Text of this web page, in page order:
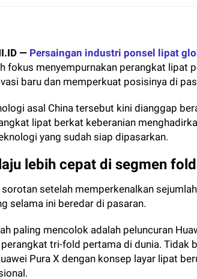
— Persaingan industri ponsel lipat
fokus menyempurnakan perangkat lipat
baru dan memperkuat posisinya di
asal China tersebut kini dianggap
lipat berkat keberanian
yang sudah siap dipasarkan.
lebih cepat di segmen
setelah memperkenalkan
selama ini beredar di pasaran.
paling mencolok adalah peluncuran
tri-fold pertama di dunia. Tidak
Pura X dengan konsep layar lipat